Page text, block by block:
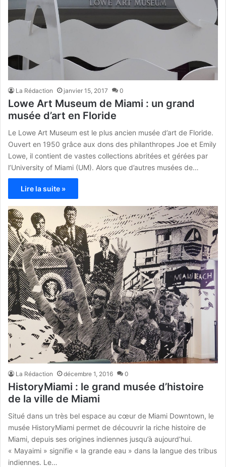
La Rédaction janvier 15, 2017 0
Lowe Art Museum de Miami : un grand
musée d’art en Floride
Le Lowe Art Museum est le plus ancien musée d’art de Floride.
Ouvert en 1950 grâce aux dons des philanthropes Joe et Emily
Lowe, il contient de vastes collections abritées et gérées par
l’University of Miami (UM). Alors que d’autres musées de…
Lire la suite »
La Rédaction décembre 1, 2016 0
HistoryMiami : le grand musée d’histoire
de la ville de Miami
Situé dans un très bel espace au cœur de Miami Downtown, le
musée HistoryMiami permet de découvrir la riche histoire de
Miami, depuis ses origines indiennes jusqu’à aujourd’hui.
« Mayaimi » signifie « la grande eau » dans la langue des tribus
indiennes. Le…